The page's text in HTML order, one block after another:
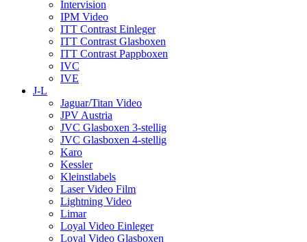
Intervision
IPM Video
ITT Contrast Einleger
ITT Contrast Glasboxen
ITT Contrast Pappboxen
IVC
IVE
J-L
Jaguar/Titan Video
JPV Austria
JVC Glasboxen 3-stellig
JVC Glasboxen 4-stellig
Karo
Kessler
Kleinstlabels
Laser Video Film
Lightning Video
Limar
Loyal Video Einleger
Loyal Video Glasboxen